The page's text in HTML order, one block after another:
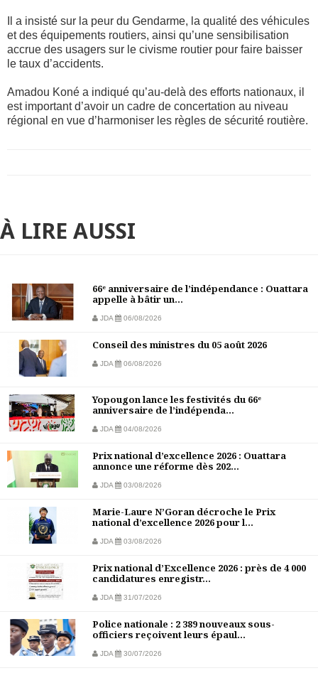
Il a insisté sur la peur du Gendarme, la qualité des véhicules
et des équipements routiers, ainsi qu’une sensibilisation
accrue des usagers sur le civisme routier pour faire baisser
le taux d’accidents.
Amadou Koné a indiqué qu’au-delà des efforts nationaux, il
est important d’avoir un cadre de concertation au niveau
régional en vue d’harmoniser les règles de sécurité routière.
À LIRE AUSSI
66ᵉ anniversaire de l’indépendance : Ouattara
appelle à bâtir un...
JDA 06/08/2026
Conseil des ministres du 05 août 2026
JDA 06/08/2026
Yopougon lance les festivités du 66ᵉ
anniversaire de l’indépenda...
JDA 04/08/2026
Prix national d’excellence 2026 : Ouattara
annonce une réforme dès 202...
JDA 03/08/2026
Marie-Laure N’Goran décroche le Prix
national d’excellence 2026 pour l...
JDA 03/08/2026
Prix national d’Excellence 2026 : près de 4 000
candidatures enregistr...
JDA 31/07/2026
Police nationale : 2 389 nouveaux sous-
officiers reçoivent leurs épaul...
JDA 30/07/2026